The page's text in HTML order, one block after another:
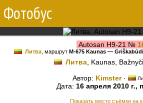
Фотобус
Autosan H9-21 №
Литва , маршрут M-675 Kaunas —
Литва, Kaunas,
Автор: Kimster·
Дата: 16 апреля 2010 г.,
Показать место съёмки на